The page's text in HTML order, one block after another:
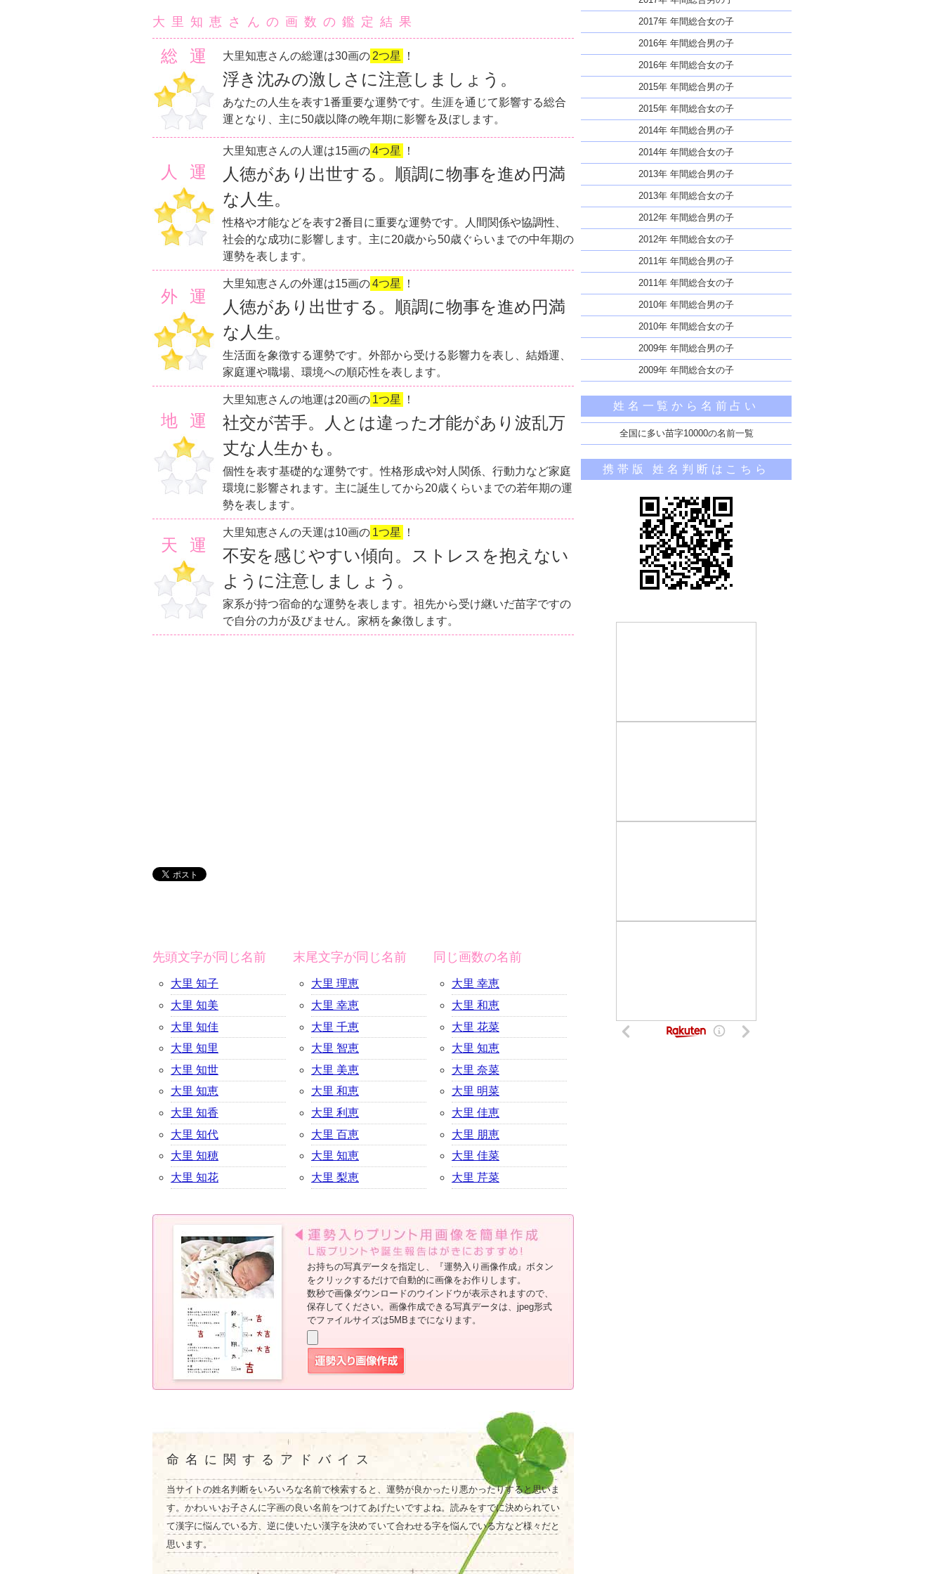
大里知恵さんの画数の鑑定結果
総運 大里知恵さんの総運は30画の 2つ星 ！
浮き沈みの激しさに注意しましょう。
あなたの人生を表す1番重要な運勢です。生涯を通じて影響する総合
運となり、主に50歳以降の晩年期に影響を及ぼします。
人運
大里知恵さんの人運は15画の4つ星 ！
人徳があり出世する。順調に物事を進め円満
な人生。
性格や才能などを表す2番目に重要な運勢です。人間関係や協調性、
社会的な成功に影響します。主に20歳から50歳ぐらいまでの中年期の
運勢を表します。
外運
大里知恵さんの外運は15画の4つ星 ！
人徳があり出世する。順調に物事を進め円満
な人生。
生活面を象徴する運勢です。外部から受ける影響力を表し、結婚運、
家庭運や職場、環境への順応性を表します。
地運
大里知恵さんの地運は20画の 1つ星 ！
社交が苦手。人とは違った才能があり波乱万
丈な人生かも。
個性を表す基礎的な運勢です。性格形成や対人関係、行動力など家庭
環境に影響されます。主に誕生してから20歳くらいまでの若年期の運
勢を表します。
天運
大里知恵さんの天運は10画の 1つ星 ！
不安を感じやすい傾向。ストレスを抱えない
ように注意しましょう。
家系が持つ宿命的な運勢を表します。祖先から受け継いだ苗字ですの
で自分の力が及びません。家柄を象徴します。
先頭文字が同じ名前
大里 知子
大里 知美
大里 知佳
大里 知里
大里 知世
大里 知恵
大里 知香
大里 知代
大里 知穂
大里 知花
末尾文字が同じ名前
大里 理恵
大里 幸恵
大里 千恵
大里 智恵
大里 美恵
大里 和恵
大里 利恵
大里 百恵
大里 知恵
大里 梨恵
同じ画数の名前
大里 幸恵
大里 和恵
大里 花菜
大里 知恵
大里 奈菜
大里 明菜
大里 佳恵
大里 朋恵
大里 佳菜
大里 芹菜
お持ちの写真データを指定し、『運勢入り画像作成』ボタン
をクリックするだけで自動的に画像をお作りします。
数秒で画像ダウンロードのウインドウが表示されますので、
保存してください。画像作成できる写真データは、jpeg形式
でファイルサイズは5MBまでになります。
命名に関するアドバイス
当サイトの姓名判断をいろいろな名前で検索すると、運勢が良かったり悪かったりすると思いま
す。かわいいお子さんに字画の良い名前をつけてあげたいですよね。読みをすでに決められてい
て漢字に悩んでいる方、逆に使いたい漢字を決めていて合わせる字を悩んでいる方など様々だと
思います。
2017年 年間総合女の子
2016年 年間総合男の子
2016年 年間総合女の子
2015年 年間総合男の子
2015年 年間総合女の子
2014年 年間総合男の子
2014年 年間総合女の子
2013年 年間総合男の子
2013年 年間総合女の子
2012年 年間総合男の子
2012年 年間総合女の子
2011年 年間総合男の子
2011年 年間総合女の子
2010年 年間総合男の子
2010年 年間総合女の子
2009年 年間総合男の子
2009年 年間総合女の子
姓名一覧から名前占い
全国に多い苗字10000の名前一覧
携帯版 姓名判断はこちら